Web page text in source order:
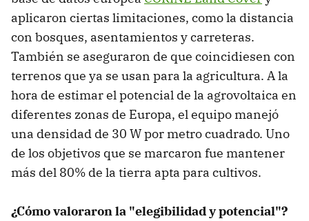
aplicaron ciertas limitaciones, como la distancia
con bosques, asentamientos y carreteras.
También se aseguraron de que coincidiesen con
terrenos que ya se usan para la agricultura. A la
hora de estimar el potencial de la agrovoltaica en
diferentes zonas de Europa, el equipo manejó
una densidad de 30 W por metro cuadrado. Uno
de los objetivos que se marcaron fue mantener
más del 80% de la tierra apta para cultivos.
¿Cómo valoraron la "elegibilidad y potencial"?